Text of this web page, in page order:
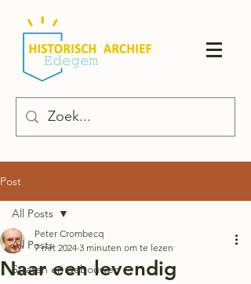
Post
All Posts
Straten en gebouwen
All Posts
Naar een levendig
Peter Crombecq
7 mrt 2024 3 minuten om te lezen